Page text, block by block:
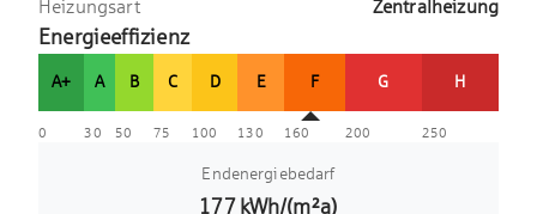
Heizungsart Zentralheizung
Energieeffizienz
A+ A B C D E F G H
0 30 50 75 100 130 160 200 250
Endenergiebedarf
177 kWh/(m²a)